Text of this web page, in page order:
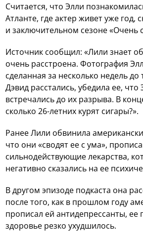
Считается, что Элли
Атланте, где актер живет уже год,
и заключительном сезоне «Очень
Источник сообщил: «Лили знает
очень расстроена. Фотография
сделанная за несколько недель до
Дэвид расстались, убедила ее, что
встречались до их разрыва. В
сколько 26-летних курят сигары?».
Ранее Лили обвинила
что они «сводят ее с ума»,
сильнодействующие лекарства,
негативно сказались на ее
В другом эпизоде подкаста она
после того, как в прошлом году
прописал ей антидепрессанты, ее
здоровье резко ухудшилось.